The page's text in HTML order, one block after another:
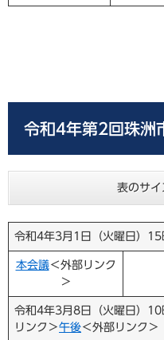
令和4年第2回珠洲
表のサイ
令和4年3月1日（火曜日）15
本会議＜外部リンク
＞
令和4年3月8日（火曜日）10
リンク＞午後＜外部リンク＞